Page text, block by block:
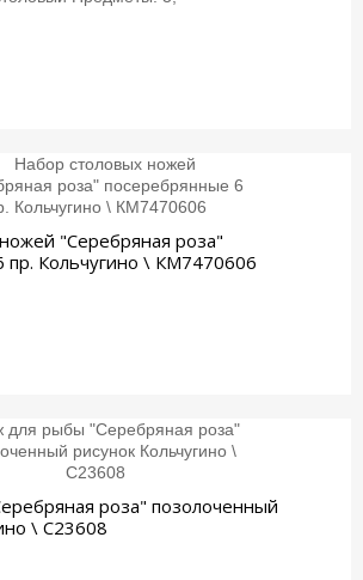
"Серебряная роза"
пр. Кольчугино \ КМ7470606
роза" позолоченный
\ С23608